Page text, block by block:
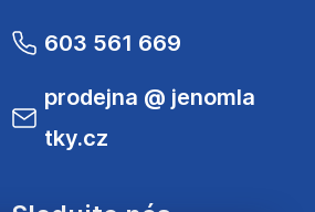
603 561 669
prodejna @ jenomla
tky.cz